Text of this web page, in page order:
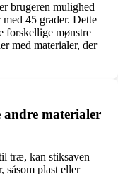
brugeren mulighed
45 grader. Dette
forskellige mønstre
med materialer, der
andre materialer
træ, kan stiksaven
såsom plast eller